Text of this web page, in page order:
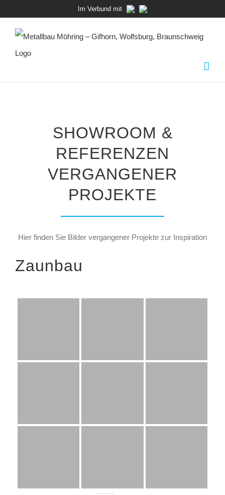
springen
Im Verbund mit
SHOWROOM &
REFERENZEN
VERGANGENER
PROJEKTE
Hier finden Sie Bilder vergangener Projekte zur Inspiration
Zaunbau